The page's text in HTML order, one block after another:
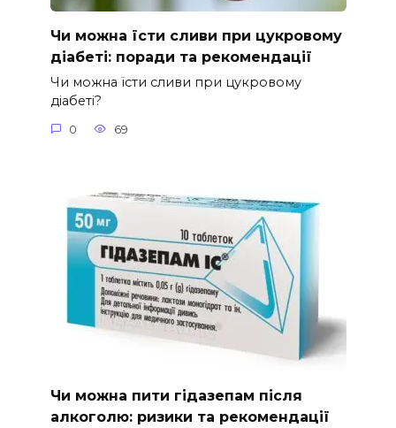
Чи можна їсти сливи при цукровому
діабеті: поради та рекомендації
Чи можна їсти сливи при цукровому
діабеті?
0 69
Чи можна пити гідазепам після
алкоголю: ризики та рекомендації